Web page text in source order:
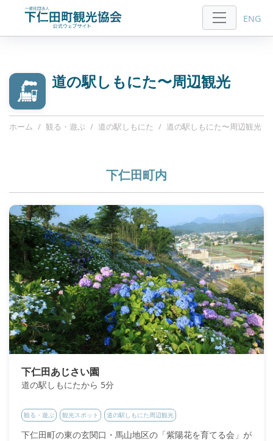
ENG
道の駅しもにた〜周辺観光
ホーム 観る・遊ぶ 道の駅しもにた 道の駅しもにた〜周辺観光
下仁田町内
下仁田あじさい園
道の駅しもにたから 5分
観る・遊ぶ 観光スポット 道の駅しもにた周辺観光
下仁田町の東の玄関口・馬山地区の「紫陽花を育てる会」が